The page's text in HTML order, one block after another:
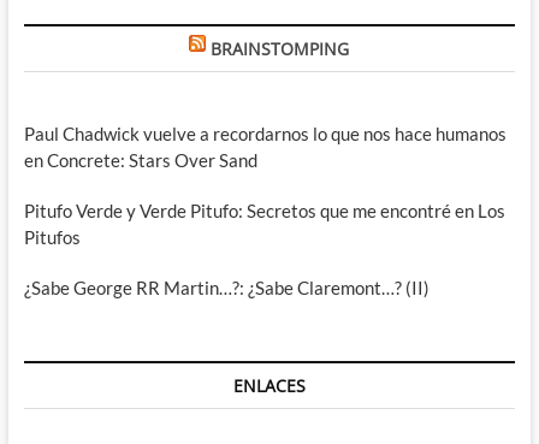
BRAINSTOMPING
Paul Chadwick vuelve a recordarnos lo que nos hace humanos
en Concrete: Stars Over Sand
Pitufo Verde y Verde Pitufo: Secretos que me encontré en Los
Pitufos
¿Sabe George RR Martin…?: ¿Sabe Claremont…? (II)
ENLACES